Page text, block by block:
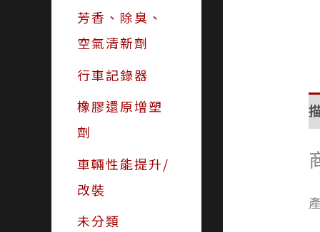
芳香、除臭、
空氣清新劑
行車記錄器
橡膠還原增塑
劑
車輛性能提升/
改裝
未分類